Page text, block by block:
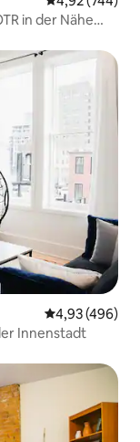
in der Nähe
4,93 (496)
Innenstadt